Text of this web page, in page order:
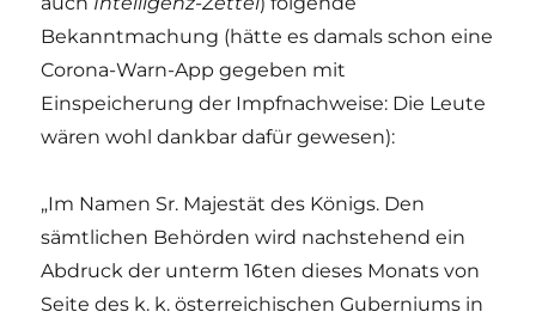
Bekanntmachung (hätte es damals schon eine
Corona-Warn-App gegeben mit
Einspeicherung der Impfnachweise: Die Leute
wären wohl dankbar dafür gewesen):
„Im Namen Sr. Majestät des Königs. Den
sämtlichen Behörden wird nachstehend ein
Abdruck der unterm 16ten dieses Monats von
Seite des k. k. österreichischen Guberniums in